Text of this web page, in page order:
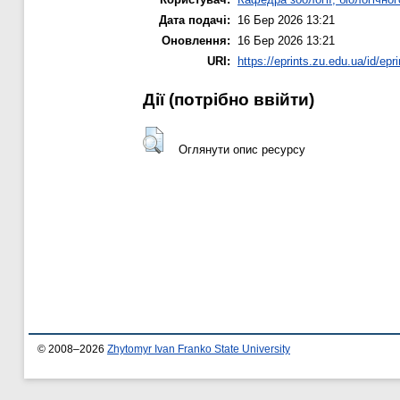
Дата подачі:
16 Бер 2026 13:21
Оновлення:
16 Бер 2026 13:21
URI:
https://eprints.zu.edu.ua/id/
Дії ​​(потрібно ввійти)
Оглянути опис ресурсу
© 2008–2026 Zhytomyr Ivan Franko State University